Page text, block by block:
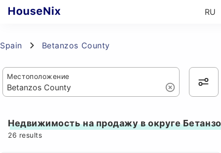
RU
Spain Betanzos County
Местоположение
Недвижимость на продажу в округе
26 results